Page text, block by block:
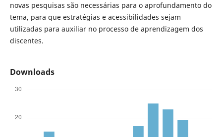
novas pesquisas são necessárias para o aprofundamento do
tema, para que estratégias e acessibilidades sejam
utilizadas para auxiliar no processo de aprendizagem dos
discentes.
Downloads